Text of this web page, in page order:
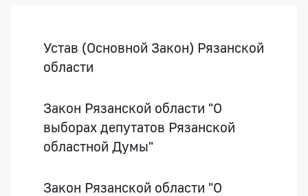
Устав (Основной Закон) Рязанской
области
Закон Рязанской области "О
выборах депутатов Рязанской
областной Думы"
Закон Рязанской области "О